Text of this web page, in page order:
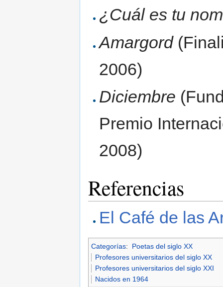
¿Cuál es tu
Amargord
2006)
Diciembre
Premio
2008)
Referencias
El Café de las
Categorías:
Poetas del siglo XX
Profesores universitarios del siglo XX
Profesores universitarios del siglo XXI
Nacidos en 1964